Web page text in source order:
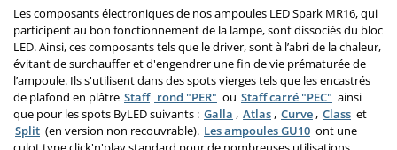
Les composants électroniques de nos ampoules LED Spark MR16, qui
participent au bon fonctionnement de la lampe, sont dissociés du bloc
LED. Ainsi, ces composants tels que le driver, sont à l’abri de la chaleur,
évitant de surchauffer et d'engendrer une fin de vie prématurée de
l’ampoule. Ils s'utilisent dans des spots vierges tels que lesencastrés
de plafond en plâtre Staff rond "PER" ou Staff carré "PEC" ainsi
que pour les spots ByLED suivants : Galla , Atlas, Curve, Class et
Split (en version non recouvrable). Les ampoules GU10 ont une